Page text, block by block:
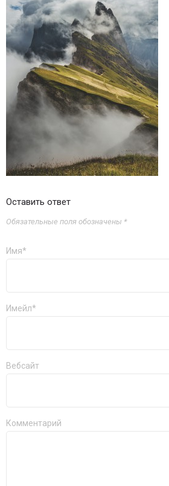
Оставить ответ
Обязательные поля обозначены *
Имя*
Имейл*
Вебсайт
Комментарий